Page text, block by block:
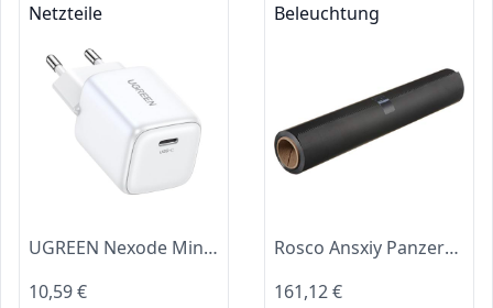
Netzteile
UGREEN Nexode Mini 20W PD GaN Tech Charger, weiß
10,59 €
Beleuchtung
Rosco Ansxiy Panzergas Schutzfolie Volle Abdeckung,9H Härte, HD Kiar,Anti-Kratzen yuy512Rosco Mattschwarze Cinefoil, 61 cm x 7,6 m Rolle.
161,12 €